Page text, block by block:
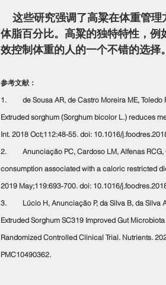
体脂百分比。高粱的独特特性，
效控制体重的人的一个不错的选择。
参考文献：
1.         de Sousa AR, de Castro Moreira ME,
Extruded sorghum (Sorghum bicolor L.) reduces
Int. 2018 Oct;112:48-55. doi: 10.1016/
2.         Anunciação PC, Cardoso LM, Alfenas
consumption associated with a caloric restricted
2019 May;119:693-700. doi: 10.1016/
3.         Lúcio H, Anunciação P, da Silva B, da
Extruded Sorghum SC319 Improved Gut
Randomized Controlled Clinical Trial. Nutrients.
PMC10490362.